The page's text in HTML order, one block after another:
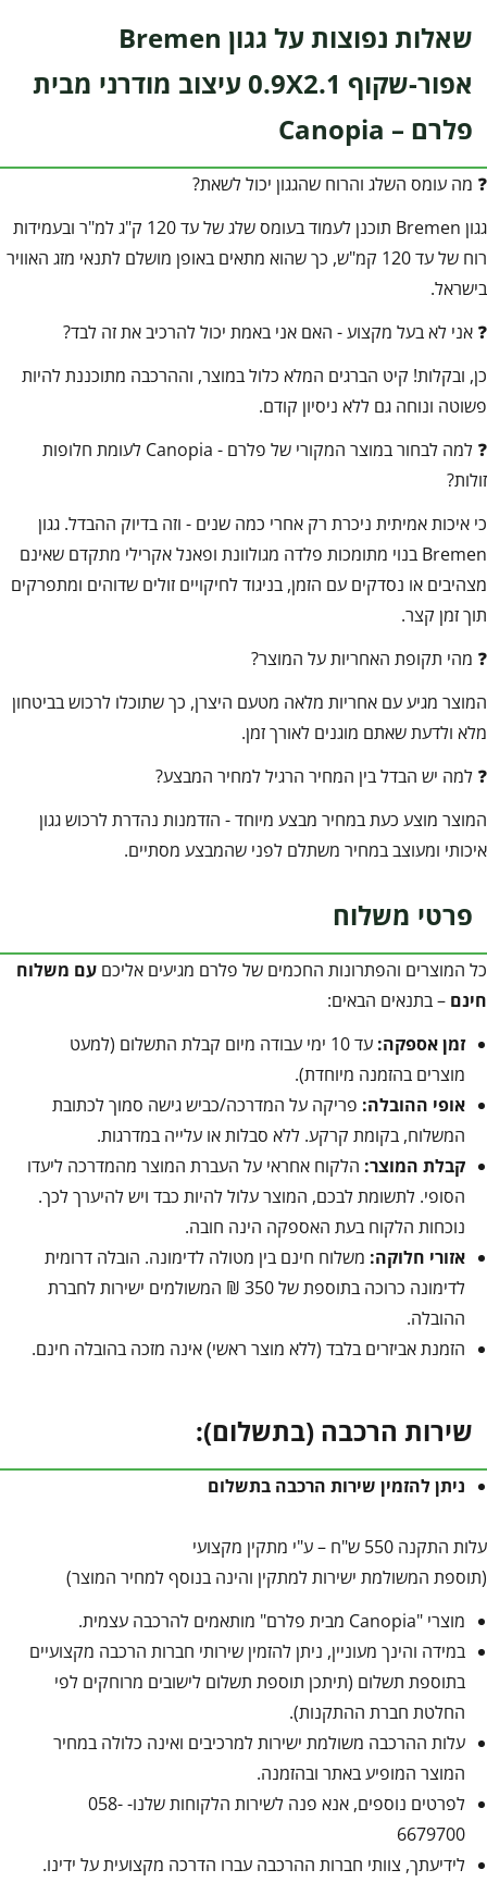
שאלות נפוצות על גגון Bremen
אפור-שקוף 0.9X2.1 עיצוב מודרני מבית
פלרם – Canopia
❓ מה עומס השלג והרוח שהגגון יכול לשאת?
גגון Bremen תוכנן לעמוד בעומס שלג של עד 120 ק"ג למ"ר ובעמידות
רוח של עד 120 קמ"ש, כך שהוא מתאים באופן מושלם לתנאי מזג האוויר
בישראל.
❓ אני לא בעל מקצוע - האם אני באמת יכול להרכיב את זה לבד?
כן, ובקלות! קיט הברגים המלא כלול במוצר, וההרכבה מתוכננת להיות
פשוטה ונוחה גם ללא ניסיון קודם.
❓ למה לבחור במוצר המקורי של פלרם - Canopia לעומת חלופות
זולות?
כי איכות אמיתית ניכרת רק אחרי כמה שנים - וזה בדיוק ההבדל. גגון
Bremen בנוי מתומכות פלדה מגולוונת ופאנל אקרילי מתקדם שאינם
מצהיבים או נסדקים עם הזמן, בניגוד לחיקויים זולים שדוהים ומתפרקים
תוך זמן קצר.
❓ מהי תקופת האחריות על המוצר?
המוצר מגיע עם אחריות מלאה מטעם היצרן, כך שתוכלו לרכוש בביטחון
מלא ולדעת שאתם מוגנים לאורך זמן.
❓ למה יש הבדל בין המחיר הרגיל למחיר המבצע?
המוצר מוצע כעת במחיר מבצע מיוחד - הזדמנות נהדרת לרכוש גגון
איכותי ומעוצב במחיר משתלם לפני שהמבצע מסתיים.
פרטי משלוח
כל המוצרים והפתרונות החכמים של פלרם מגיעים אליכם עם משלוח
חינם – בתנאים הבאים:
זמן אספקה:
עד 10 ימי עבודה מיום קבלת התשלום (למעט
מוצרים בהזמנה מיוחדת).
אופי ההובלה: פריקה על המדרכה/כביש גישה סמוך לכתובת
המשלוח, בקומת קרקע. ללא סבלות או עלייה במדרגות.
קבלת המוצר: הלקוח אחראי על העברת המוצר מהמדרכה ליעדו
הסופי. לתשומת לבכם, המוצר עלול להיות כבד ויש להיערך לכך.
נוכחות הלקוח בעת האספקה הינה חובה.
אזורי חלוקה: משלוח חינם בין מטולה לדימונה. הובלה דרומית
לדימונה כרוכה בתוספת של 350 ₪ המשולמים ישירות לחברת
ההובלה.
הזמנת אביזרים בלבד (ללא מוצר ראשי) אינה מזכה בהובלה חינם.
שירות הרכבה (בתשלום):
ניתן להזמין שירות הרכבה בתשלום
עלות התקנה 550 ש"ח – ע"י מתקין מקצועי
(תוספת המשולמת ישירות למתקין והינה בנוסף למחיר המוצר)
מוצרי "Canopia מבית פלרם" מותאמים להרכבה עצמית.
במידה והינך מעוניין, ניתן להזמין שירותי חברות הרכבה מקצועיים
בתוספת תשלום (תיתכן תוספת תשלום לישובים מרוחקים לפי
החלטת חברת ההתקנות).
עלות ההרכבה משולמת ישירות למרכיבים ואינה כלולה במחיר
המוצר המופיע באתר ובהזמנה.
לפרטים נוספים, אנא פנה לשירות הלקוחות שלנו- 058-
6679700
לידיעתך, צוותי חברות ההרכבה עברו הדרכה מקצועית על ידינו.